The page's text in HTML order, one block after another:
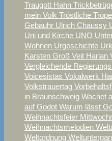
Traugott Hahn
mein Volk Tröstliche
Gebauhr Ulrich Chaussy
Uni und Kirche UNO
Wohnen Urgeschichte
Karsten Groß Veit Harlan
Vergleichende
Voicesistas Vokalwerk
Volkstrauertag
in Braunschweig Wachet
auf Godot Warum lässt
Weihnachtsfeier
Weihnachtsmelodien
Weltordnung